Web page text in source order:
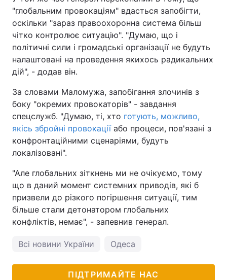
"глобальним провокаціям" вдасться запобігти,
оскільки "зараз правоохоронна система більш
чітко контролює ситуацію". "Думаю, що і
політичні сили і громадські організації не будуть
налаштовані на проведення якихось радикальних
дій", - додав він.
За словами Маломужа, запобігання злочинів з
боку "окремих провокаторів" - завдання
спецслужб. "Думаю, ті, хто готують, можливо,
якісь збройні провокаціїабо процеси, пов'язані з
конфронтаційними сценаріями, будуть
локалізовані".
"Але глобальних зіткнень ми не очікуємо, тому
що в даний момент системних приводів, які б
призвели до різкого погіршення ситуації, тим
більше стали детонатором глобальних
конфліктів, немає", - запевнив генерал.
Всі новини України Одеса
ПІДТРИМАЙТЕ НАС